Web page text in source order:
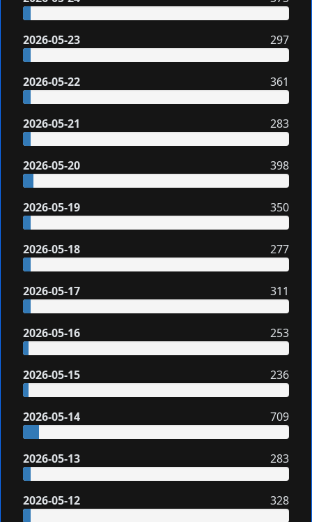
2026-05-23 297
2026-05-22 361
2026-05-21 283
2026-05-20 398
2026-05-19 350
2026-05-18 277
2026-05-17 311
2026-05-16 253
2026-05-15 236
2026-05-14 709
2026-05-13 283
2026-05-12 328